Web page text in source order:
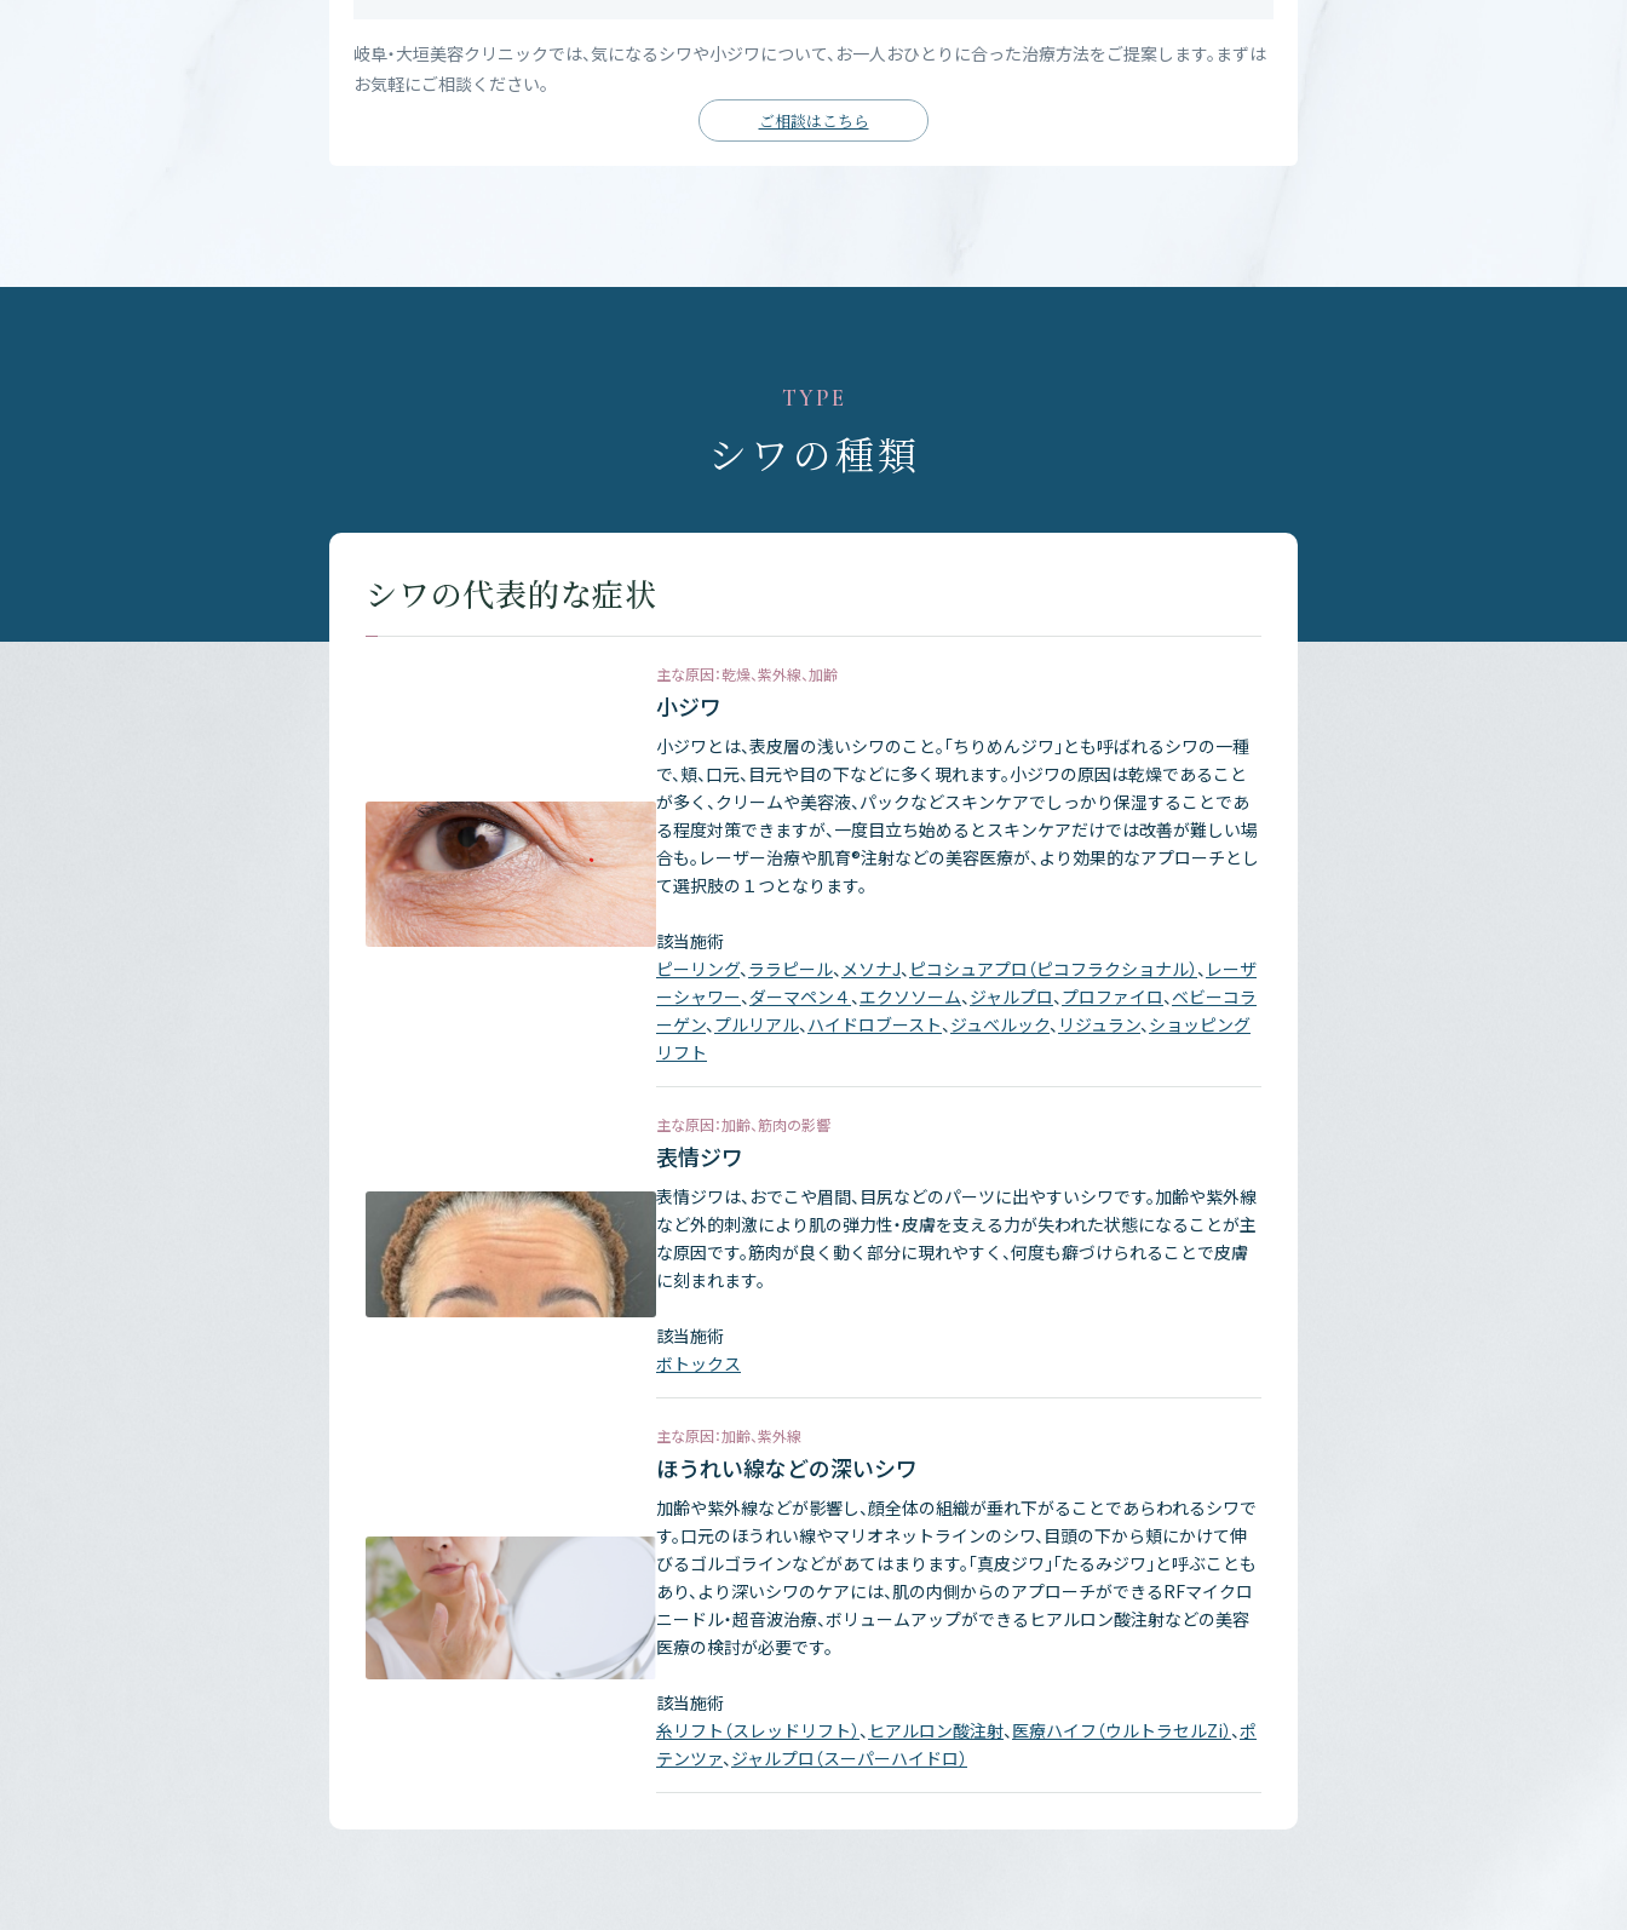
岐阜・大垣美容クリニックでは、気になるシワや小ジワについて、お一人おひとりに合った治療方法をご提案します。まずは
お気軽にご相談ください。
ご相談はこちら
TYPE
シワの種類
シワの代表的な症状
主な原因：乾燥、紫外線、加齢
小ジワ
小ジワとは、表皮層の浅いシワのこと。「ちりめんジワ」とも呼ばれるシワの一種
で、頬、口元、目元や目の下などに多く現れます。小ジワの原因は乾燥であること
が多く、クリームや美容液、パックなどスキンケアでしっかり保湿することであ
る程度対策できますが、一度目立ち始めるとスキンケアだけでは改善が難しい場
合も。レーザー治療や肌育®注射などの美容医療が、より効果的なアプローチとし
て選択肢の１つとなります。
該当施術
ピーリング、 ララピール、 メソナJ、 ピコシュアプロ（ピコフラクショナル） 、 レーザ
ーシャワー、 ダーマペン４ 、エクソソーム、 ジャルプロ、 プロファイロ、 ベビーコラ
ーゲン、 プルリアル、 ハイドロブースト、 ジュべルック、 リジュラン、 ショッピング
リフト
主な原因：加齢、筋肉の影響
表情ジワ
表情ジワは、おでこや眉間、目尻などのパーツに出やすいシワです。加齢や紫外線
など外的刺激により肌の弾力性・皮膚を支える力が失われた状態になることが主
な原因です。筋肉が良く動く部分に現れやすく、何度も癖づけられることで皮膚
に刻まれます。
該当施術
ボトックス
主な原因：加齢、紫外線
ほうれい線などの深いシワ
加齢や紫外線などが影響し、顔全体の組織が垂れ下がることであらわれるシワで
す。口元のほうれい線やマリオネットラインのシワ、目頭の下から頬にかけて伸
びるゴルゴラインなどがあてはまります。「真皮ジワ」「たるみジワ」と呼ぶことも
あり、より深いシワのケアには、肌の内側からのアプローチができるRFマイクロ
ニードル・超音波治療、ボリュームアップができるヒアルロン酸注射などの美容
医療の検討が必要です。
該当施術
糸リフト（スレッドリフト） 、 ヒアルロン酸注射、 医療ハイフ（ウルトラセルZi） 、ポ
テンツァ、 ジャルプロ（スーパーハイドロ）